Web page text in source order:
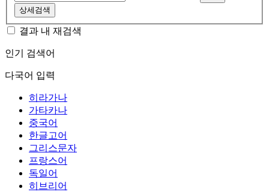
상세검색
결과 내 재검색
인기 검색어
다국어 입력
히라가나
가타카나
중국어
한글고어
그리스문자
프랑스어
독일어
히브리어